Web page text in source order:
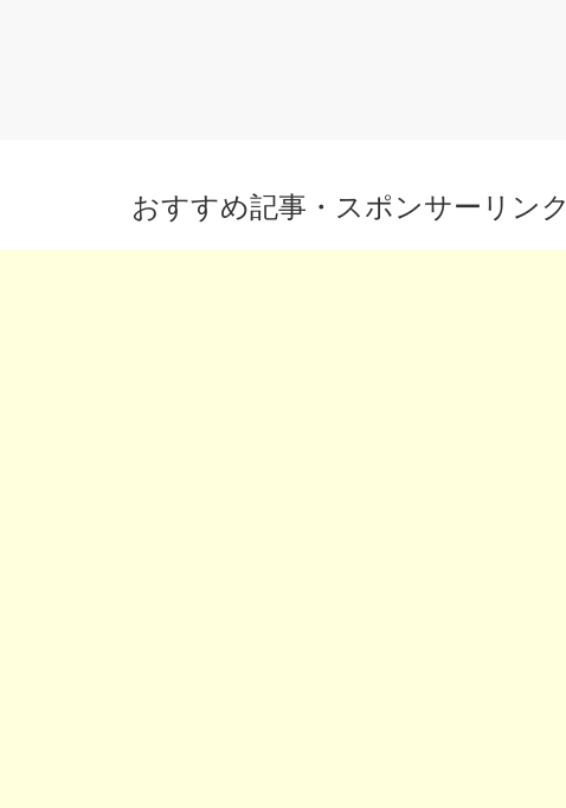
おすすめ記事・スポンサーリンク